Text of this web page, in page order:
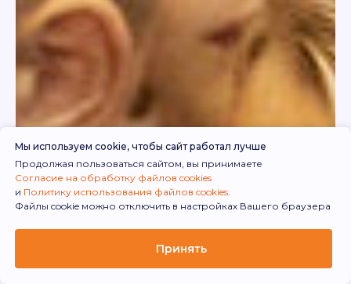
Мы используем cookie, чтобы сайт работал лучше
Продолжая пользоваться сайтом, вы принимаете
Согласие на обработку файлов cookies
и Политику использования файлов cookies.
Файлы cookie можно отключить в настройках Вашего браузера
Принять